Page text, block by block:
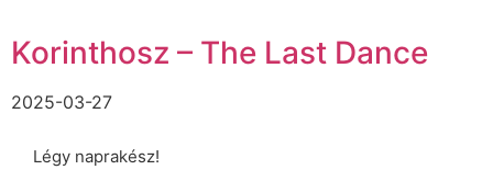
Korinthosz – The Last Dance
2025-03-27
Légy naprakész!